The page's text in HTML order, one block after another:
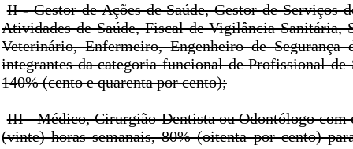
II - Gestor de Ações de Saúde, Gestor de Serviços
Atividades de Saúde, Fiscal de Vigilância Sanitária,
Veterinário, Enfermeiro, Engenheiro de Segurança
integrantes da categoria funcional de Profissional de
140% (cento e quarenta por cento);
III - Médico, Cirurgião-Dentista ou Odontólogo com
(vinte) horas semanais, 80% (oitenta por cento)